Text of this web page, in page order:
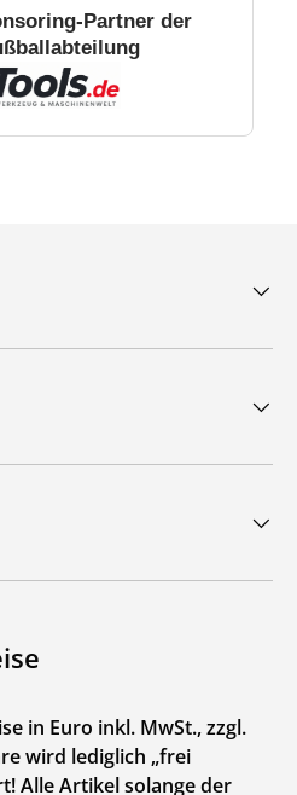
Partner der
in Euro inkl. MwSt., zzgl.
wird lediglich „frei
Alle Artikel solange der